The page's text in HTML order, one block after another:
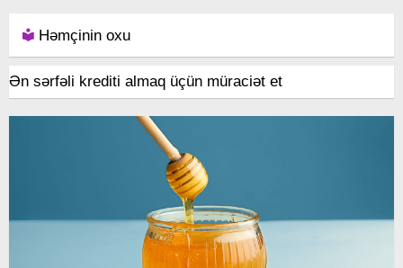
Həmçinin oxu
Ən sərfəli krediti almaq üçün müraciət et